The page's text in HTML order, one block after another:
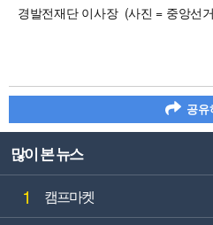
경발전재단 이사장 (사진 = 중앙선
공유
많이 본 뉴스
1 캠프마켓